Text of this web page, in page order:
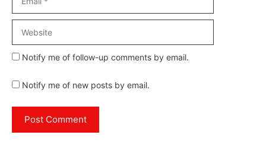
Notify me of follow-up comments by email.
Notify me of new posts by email.